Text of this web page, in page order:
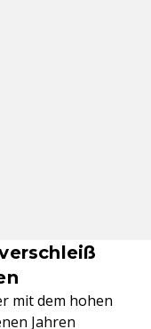
mit dem hohen
Jahren